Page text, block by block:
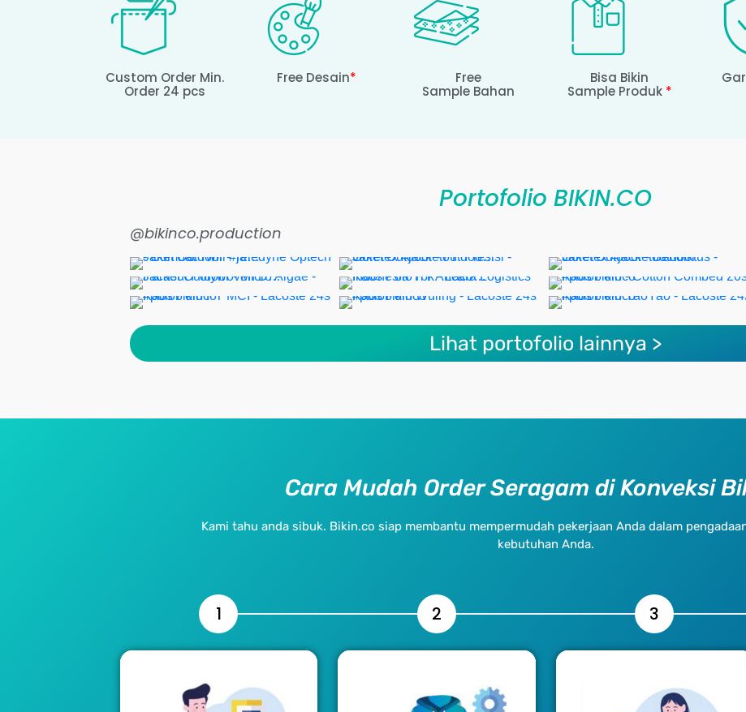
Custom Order Min.
Order 24 pcs
Free Desain*
Free
Sample Bahan
Bisa Bikin
Sample Produk *
Portofolio BIKIN.CO
@bikinco.production
Lihat portofolio lainnya >
Cara Mudah Order Seragam di Konveksi
Kami tahu anda sibuk. Bikin.co siap membantu mempermudah pekerjaan Anda dalam
kebutuhan Anda.
1 2 3